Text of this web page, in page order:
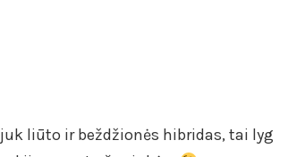
liūto ir beždžionės hibridas, tai lyg